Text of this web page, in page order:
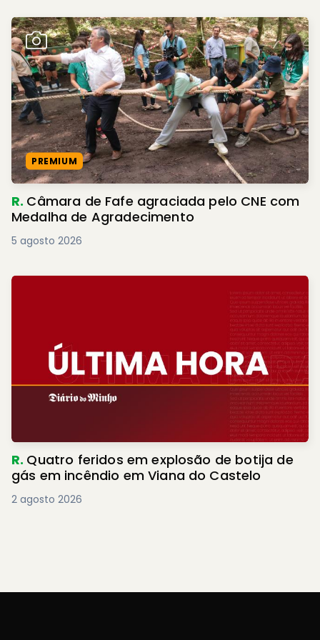
PREMIUM
R. Câmara de Fafe agraciada pelo CNE com
Medalha de Agradecimento
5 agosto 2026
R. Quatro feridos em explosão de botija de
gás em incêndio em Viana do Castelo
2 agosto 2026